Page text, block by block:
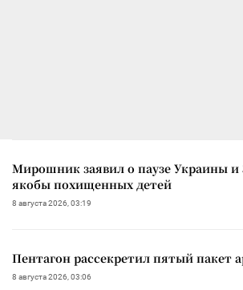
Мирошник заявил о паузе Украины и
якобы похищенных детей
8 августа 2026, 03:19
Пентагон рассекретил пятый пакет
8 августа 2026, 03:06